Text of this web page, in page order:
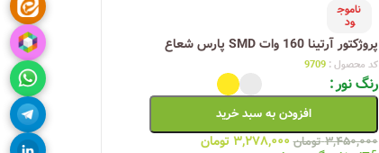
ناموج
ود
پروژکتور آرتینا 160 وات SMD پارس شعاع
کد محصول :9709
رنگ نور
افزودن به سبد خرید
۳,۴۵۰,۰۰۰ تومان ۳,۲۷۸,۰۰۰ تومان